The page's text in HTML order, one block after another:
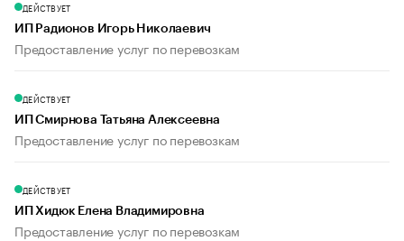
ДЕЙСТВУЕТ
ИП Радионов Игорь Николаевич
Предоставление услуг по перевозкам
ДЕЙСТВУЕТ
ИП Смирнова Татьяна Алексеевна
Предоставление услуг по перевозкам
ДЕЙСТВУЕТ
ИП Хидюк Елена Владимировна
Предоставление услуг по перевозкам